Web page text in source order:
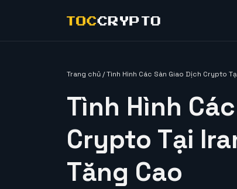
Trang chủ/Tình Hình Các Sàn Giao Dịch Crypto
Tình Hình
Crypto Tại
Tăng Cao